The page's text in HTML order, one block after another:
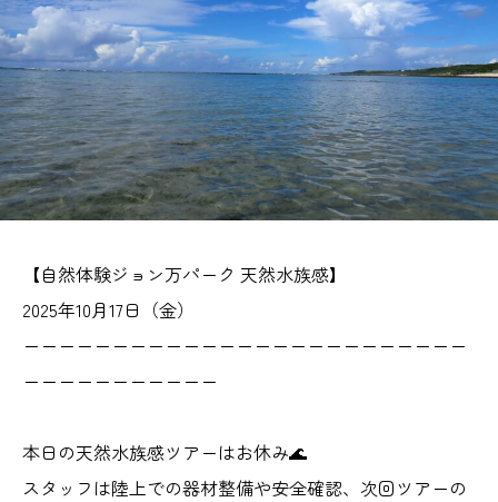
【自然体験ジョン万パーク 天然水族感】
2025年10月17日（金）
ーーーーーーーーーーーーーーーーーーーーーーーーー
ーーーーーーーーーーー
本日の天然水族感ツアーはお休み🌊
スタッフは陸上での器材整備や安全確認、次回ツアーの